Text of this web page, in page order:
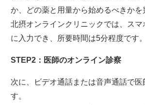
か、どの薬と用量から始めるべきかを
北摂オンラインクリニックでは、ス
に入力でき、所要時間は5分程度です。
STEP2：医師のオンライン診察
次に、ビデオ通話または音声通話で医
す。